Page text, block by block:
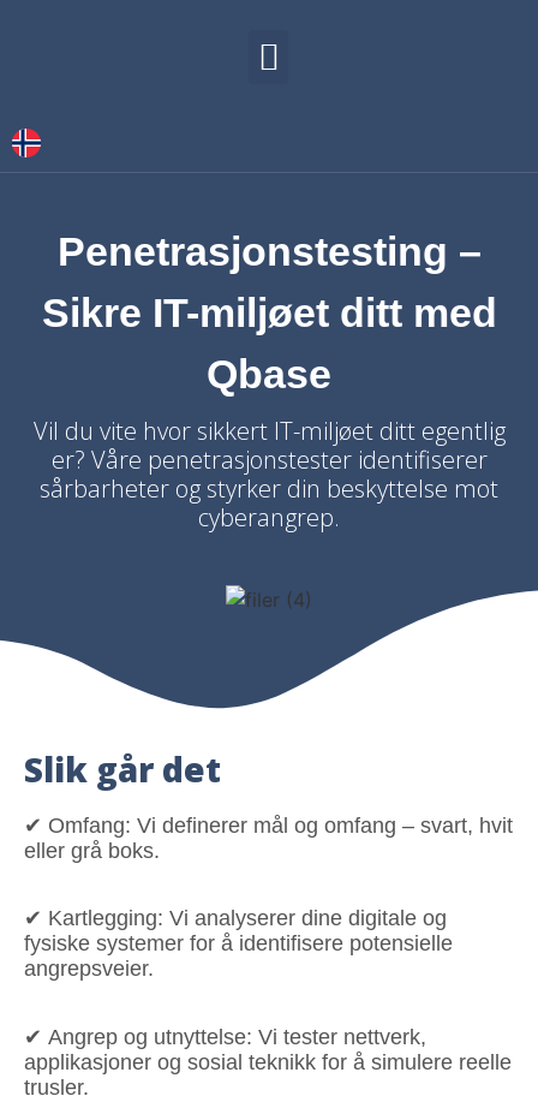
Penetrasjonstesting –
Sikre IT-miljøet ditt med
Qbase
Vil du vite hvor sikkert IT-miljøet ditt egentlig
er? Våre penetrasjonstester identifiserer
sårbarheter og styrker din beskyttelse mot
cyberangrep.
Slik går det
✔ Omfang: Vi definerer mål og omfang – svart, hvit
eller grå boks.
✔ Kartlegging: Vi analyserer dine digitale og
fysiske systemer for å identifisere potensielle
angrepsveier.
✔ Angrep og utnyttelse: Vi tester nettverk,
applikasjoner og sosial teknikk for å simulere reelle
trusler.